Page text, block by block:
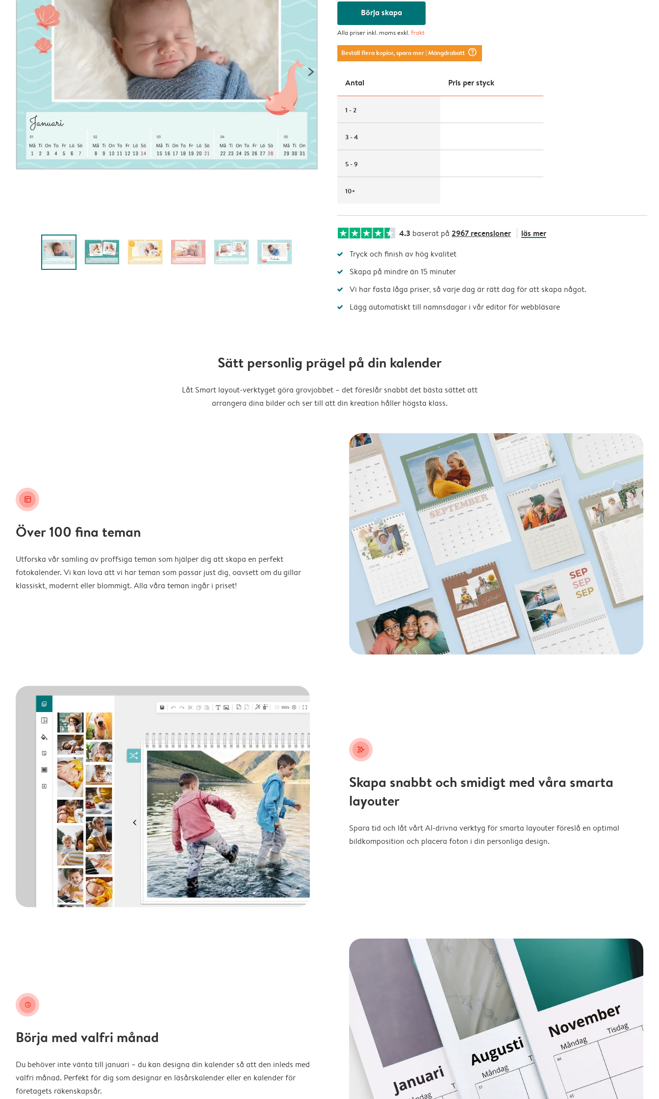
Börja skapa
Alla priser inkl. moms exkl.frakt
Beställ flera kopior, spara mer| Mängdrabatt question_mark_circle
Antal Pris per styck
1 - 2
3 - 4
5 - 9
10+
4.3 baserat på 2967 recensioner läs mer
Tryck och finish av hög kvalitet
Skapa på mindre än 15 minuter
Vi har fasta låga priser, så varje dag är rätt dag för att skapa något.
Lägg automatiskt till namnsdagar i vår editor för webbläsare
Sätt personlig prägel på din kalender
Låt Smart layout-verktyget göra grovjobbet – det föreslår snabbt det bästa sättet att
arrangera dina bilder och ser till att din kreation håller högsta klass.
layout_alt
Över 100 fina teman
Utforska vår samling av proffsiga teman som hjälper dig att skapa en perfekt
fotokalender. Vi kan lova att vi har teman som passar just dig, oavsett om du gillar
klassiskt, modernt eller blommigt. Alla våra teman ingår i priset!
stars_plus
Skapa snabbt och smidigt med våra smarta
layouter
Spara tid och låt vårt AI-drivna verktyg för smarta layouter föreslå en optimal
bildkomposition och placera foton i din personliga design.
clock
Börja med valfri månad
Du behöver inte vänta till januari – du kan designa din kalender så att den inleds med
valfri månad. Perfekt för dig som designar en läsårskalender eller en kalender för
företagets räkenskapsår.